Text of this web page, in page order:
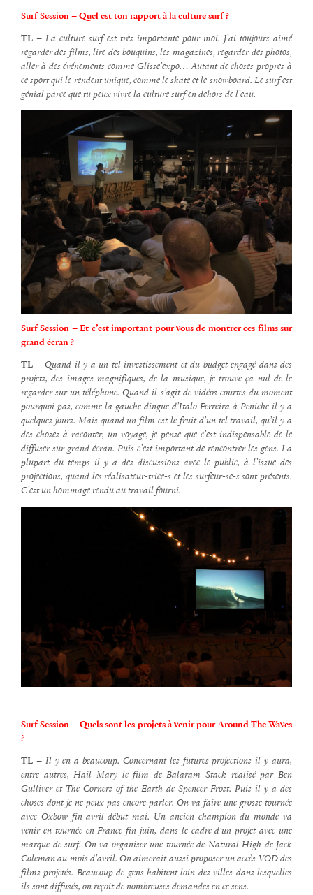
Surf Session – Quel est ton rapport à la culture surf ?
TL – La culture surf est très importante pour moi. J’ai toujours aimé
regarder des films, lire des bouquins, les magazines, regarder des photos,
aller à des événements comme Glisse’expo… Autant de choses propres à
ce sport qui le rendent unique, comme le skate et le snowboard. Le surf est
génial parce que tu peux vivre la culture surf en dehors de l’eau.
Surf Session – Et c’est important pour vous de montrer ces films sur
grand écran ?
TL – Quand il y a un tel investissement et du budget engagé dans des
projets, des images magnifiques, de la musique, je trouve ça nul de le
regarder sur un téléphone. Quand il s’agit de vidéos courtes du moment
pourquoi pas, comme la gauche dingue d’Italo Ferreira à Peniche il y a
quelques jours. Mais quand un film est le fruit d’un tel travail, qu’il y a
des choses à raconter, un voyage, je pense que c’est indispensable de le
diffuser sur grand écran. Puis c’est important de rencontrer les gens. La
plupart du temps il y a des discussions avec le public, à l’issue des
projections, quand les réalisateur-trice-s et les surfeur-se-s sont présents.
C’est un hommage rendu au travail fourni.
Surf Session – Quels sont les projets à venir pour Around The Waves
?
TL – Il y en a beaucoup. Concernant les futures projections il y aura,
entre autres, Hail Mary le film de Balaram Stack réalisé par Ben
Gulliver et The Corners of the Earth de Spencer Frost. Puis il y a des
choses dont je ne peux pas encore parler. On va faire une grosse tournée
avec Oxbow fin avril-début mai. Un ancien champion du monde va
venir en tournée en France fin juin, dans le cadre d’un projet avec une
marque de surf. On va organiser une tournée de Natural High de Jack
Coleman au mois d’avril. On aimerait aussi proposer un accès VOD des
films projetés. Beaucoup de gens habitent loin des villes dans lesquelles
ils sont diffusés, on reçoit de nombreuses demandes en ce sens.